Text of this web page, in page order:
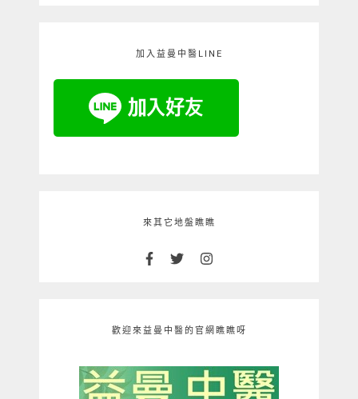
加入益曼中醫LINE
來其它地盤瞧瞧
歡迎來益曼中醫的官網瞧瞧呀